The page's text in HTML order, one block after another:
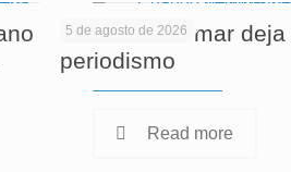
5 de agosto de 2026
Cuando informar
periodismo
Read more